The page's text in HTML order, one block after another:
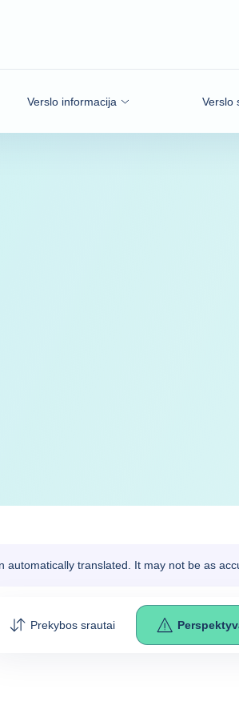
Verslo informacija Verslo
automatically translated. It may not be as
Prekybos srautai